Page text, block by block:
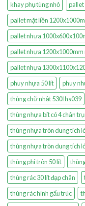
khay phụ tùng nhỏ
pallet mặt liền
pallet nhựa
pallet nhựa 1200x1000mm
pallet nhựa
phuy nhựa 50 lít
phuy
thùng chữ nhật 530l hs039
thùng nhựa bít có 4 chân
thùng nhựa tròn dung tích
thùng nhựa tròn dung tích
thùng phi tròn 50 lít
thùng rác 30 lít đạp chân
thùng rác hình gấu trúc